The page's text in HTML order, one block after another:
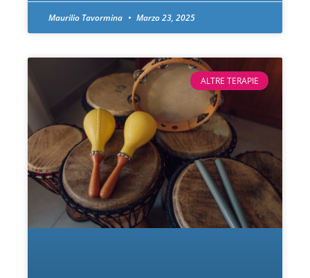
Maurilio Tavormina Marzo 23, 2025
ALTRE TERAPIE